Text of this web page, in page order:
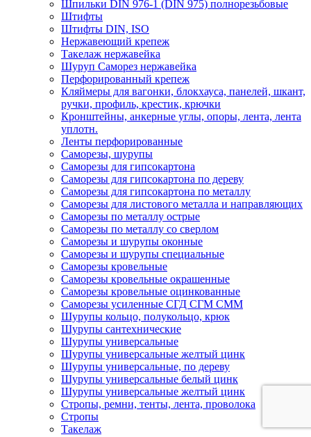
Шпильки DIN 976-1 (DIN 975) полнорезьбовые
Штифты
Штифты DIN, ISO
Нержавеющий крепеж
Такелаж нержавейка
Шуруп Саморез нержавейка
Перфорированный крепеж
Кляймеры для вагонки, блокхауса, панелей, шкант,
ручки, профиль, крестик, крючки
Кронштейны, анкерные углы, опоры, лента, лента
уплотн.
Ленты перфорированные
Саморезы, шурупы
Саморезы для гипсокартона
Саморезы для гипсокартона по дереву
Саморезы для гипсокартона по металлу
Саморезы для листового металла и направляющих
Саморезы по металлу острые
Саморезы по металлу со сверлом
Саморезы и шурупы оконные
Саморезы и шурупы специальные
Саморезы кровельные
Саморезы кровельные окрашенные
Саморезы кровельные оцинкованные
Саморезы усиленные СГД СГМ СММ
Шурупы кольцо, полукольцо, крюк
Шурупы сантехнические
Шурупы универсальные
Шурупы универсальные желтый цинк
Шурупы универсальные, по дереву
Шурупы универсальные белый цинк
Шурупы универсальные желтый цинк
Стропы, ремни, тенты, лента, проволока
Стропы
Такелаж